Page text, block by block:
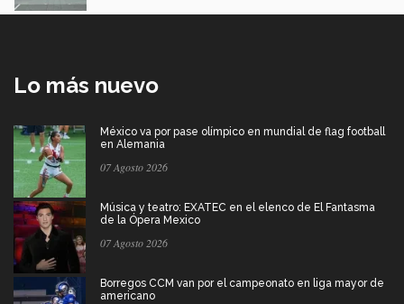
Lo más nuevo
México va por pase olímpico en mundial de flag football
en Alemania
07 Agosto 2026
Música y teatro: EXATEC en el elenco de El Fantasma
de la Ópera Mexico
07 Agosto 2026
Borregos CCM van por el campeonato en liga mayor de
americano